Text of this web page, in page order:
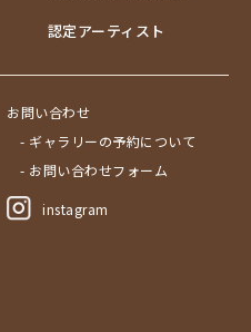
認定アーティスト
お問い合わせ
- ギャラリーの予約について
- お問い合わせフォーム
instagram